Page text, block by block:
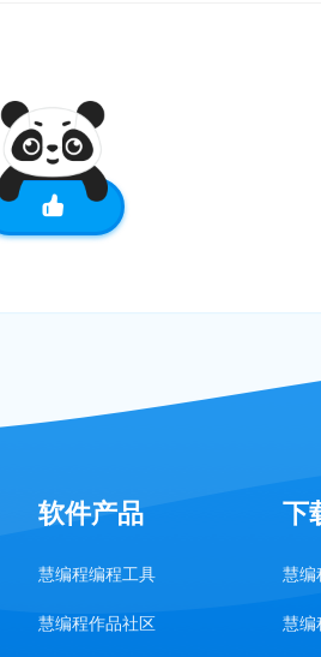
软件产品
慧编程编程工具
慧编程作品社区
下
慧
慧